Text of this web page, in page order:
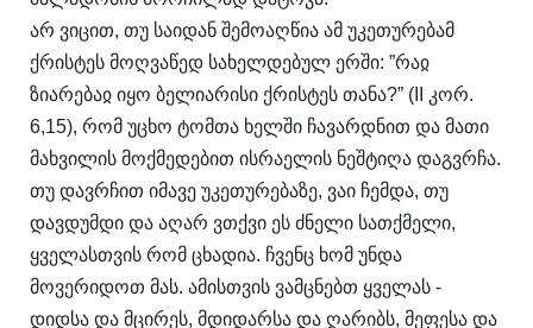
არ ვიცით, თუ საიდან შემოაღწია ამ უკეთურებამ
ქრისტეს მოღვაწედ სახელდებულ ერში: ”რაჲ
ზიარებაჲ იყო ბელიარისი ქრისტეს თანა?” (II კორ.
6,15), რომ უცხო ტომთა ხელში ჩავარდნით და მათი
მახვილის მოქმედებით ისრაელის ნეშტიღა დაგვრჩა.
თუ დავრჩით იმავე უკეთურებაზე, ვაი ჩემდა, თუ
დავდუმდი და აღარ ვთქვი ეს ძნელი სათქმელი,
ყველასთვის რომ ცხადია. ჩვენც ხომ უნდა
მოვერიდოთ მას. ამისთვის ვამცნებთ ყველას -
დიდსა და მცირეს, მდიდარსა და ღარიბს, მეფესა და